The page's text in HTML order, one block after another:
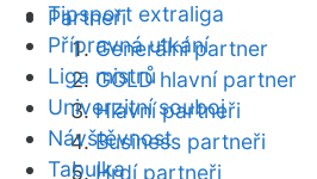
Partneři
Generální partner
GOLD hlavní partner
Hlavní partneři
Business partneři
Hrdí partneři
Tipsport extraliga
Přípravná utkání
Liga mistrů
Univerzitní souboj
Návštěvnost
Tabulka